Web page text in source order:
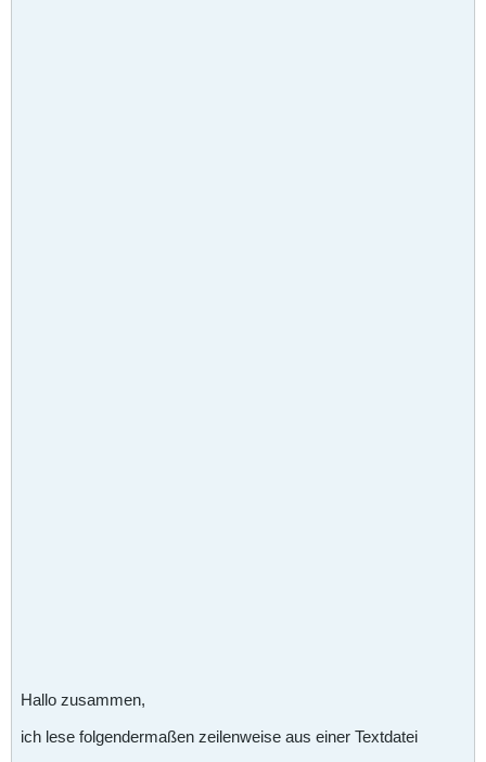
Hallo zusammen,
ich lese folgendermaßen zeilenweise aus einer Textdatei